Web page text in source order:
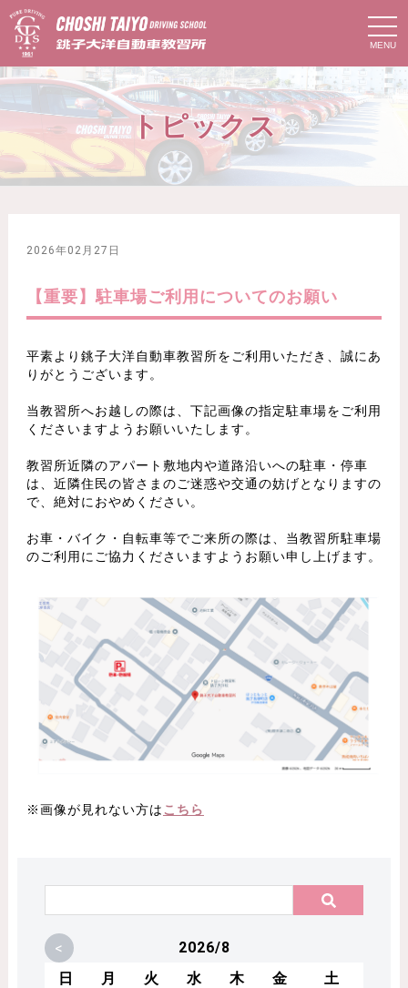
t
o
g
g
e
トピックス
2026年02月27日
【重要】駐車場ご利用についてのお願い
平素より銚子大洋自動車教習所をご利用いただき、誠にあ
りがとうございます。
当教習所へお越しの際は、下記画像の指定駐車場をご利用
くださいますようお願いいたします。
教習所近隣のアパート敷地内や道路沿いへの駐車・停車
は、近隣住民の皆さまのご迷惑や交通の妨げとなりますの
で、絶対におやめください。
お車・バイク・自転車等でご来所の際は、当教習所駐車場
のご利用にご協力くださいますようお願い申し上げます。
※画像が見れない方は こちら
<
2026/8
日
月 火 水 木 金 土